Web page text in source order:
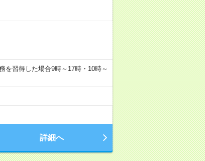
習得した場合9時～17時・10時～
詳細へ